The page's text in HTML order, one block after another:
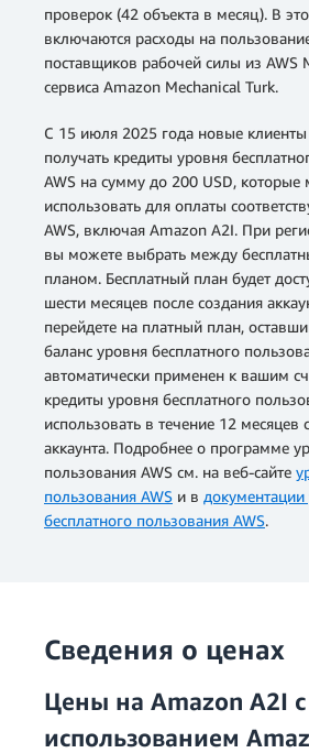
проверок (42 объекта в месяц). В
включаются расходы на
поставщиков рабочей силы из AWS
сервиса Amazon Mechanical Turk.
С 15 июля 2025 года новые клиенты
получать кредиты уровня
AWS на сумму до 200 USD,
использовать для оплаты
AWS, включая Amazon A2I. При
вы можете выбрать между
планом. Бесплатный план будет
шести месяцев после создания
перейдете на платный план,
баланс уровня бесплатного
автоматически применен к вашим
кредиты уровня бесплатного
использовать в течение 12 месяцев
аккаунта. Подробнее о программе
пользования AWS см. на веб-сайте
пользования AWS и в документации
бесплатного пользования AWS.
Сведения о ценах
Цены на Amazon A2I с
использованием